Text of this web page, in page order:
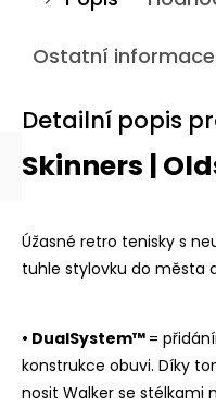
Ostatní informace
Detailní popis
Skinners |
Úžasné retro tenisky s
tuhle stylovku do města
• DualSystem™ =
konstrukce obuvi. Díky
nosit Walker se stélkami